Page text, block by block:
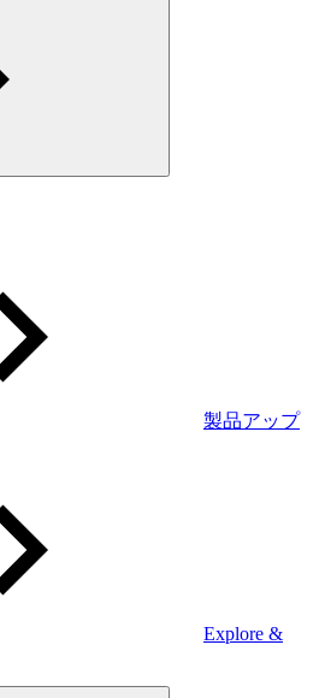
製品アップ
Explore &